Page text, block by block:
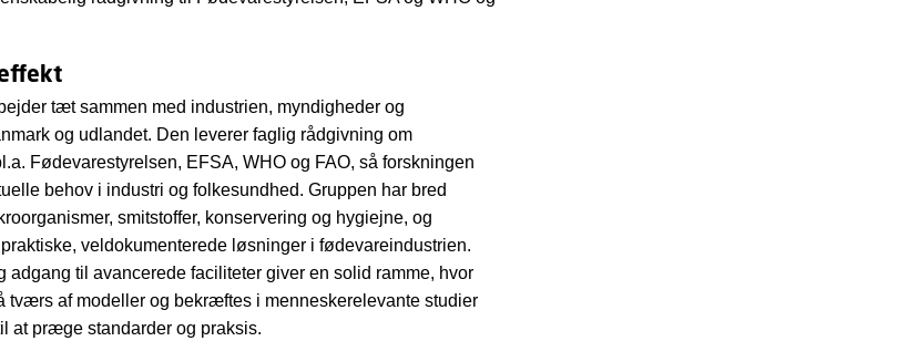
tæt sammen med industrien, myndigheder og
og udlandet. Den leverer faglig rådgivning om
Fødevarestyrelsen, EFSA, WHO og FAO, så forskningen
behov i industri og folkesundhed. Gruppen har bred
smitstoffer, konservering og hygiejne, og
veldokumenterede løsninger i fødevareindustrien.
adgang til avancerede faciliteter giver en solid ramme, hvor
tværs af modeller og bekræftes i menneskerelevante studier
at præge standarder og praksis.